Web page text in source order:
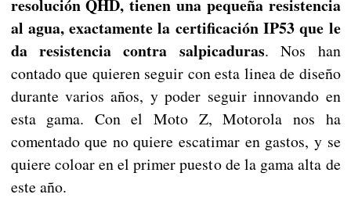
resolución QHD, tienen una pequeña resistencia
al agua, exactamente la certificación IP53 que le
da resistencia contra salpicaduras. Nos han
contado que quieren seguir con esta linea de diseño
durante varios años, y poder seguir innovando en
esta gama. Con el Moto Z, Motorola nos ha
comentado que no quiere escatimar en gastos, y se
quiere coloar en el primer puesto de la gama alta de
este año.